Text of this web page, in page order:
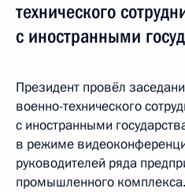
технического
с иностранными
Президент провёл
военно-технического
с иностранными
в режиме
руководителей ряда
промышленного комплекса.